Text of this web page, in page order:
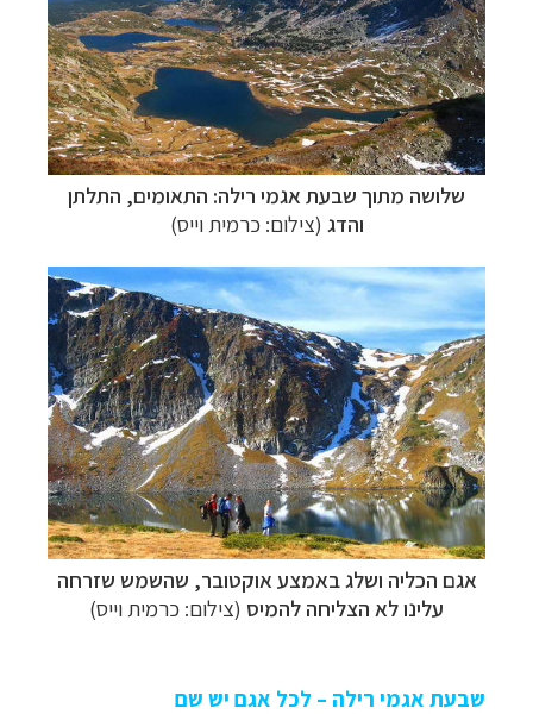
שלושה מתוך שבעת אגמי רילה: התאומים, התלתן
והדג (צילום: כרמית וייס)
אגם הכליה ושלג באמצע אוקטובר, שהשמש שזרחה
עלינו לא הצליחה להמיס (צילום: כרמית וייס)
שבעת אגמי רילה – לכל אגם יש שם